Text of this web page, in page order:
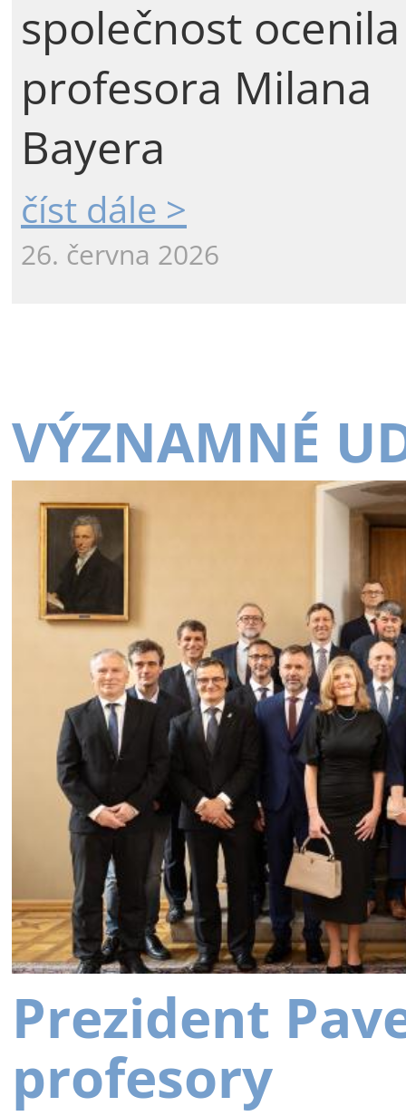
společnost ocenila
profesora Milana
Bayera
číst dále >
26. června 2026
VÝZNAMNÉ
Prezident
profesory